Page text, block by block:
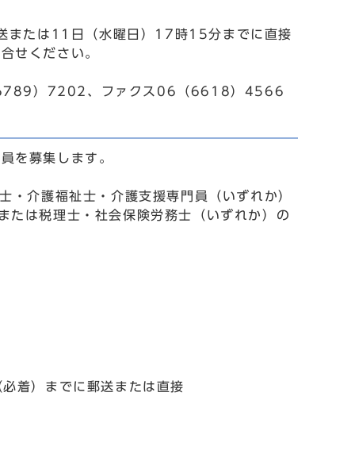
または11日（水曜日）17時15分までに直接
せください。
）7202、ファクス06（6618）4566
を募集します。
介護福祉士・介護支援専門員（いずれか）
たは税理士・社会保険労務士（いずれか）の
着）までに郵送または直接